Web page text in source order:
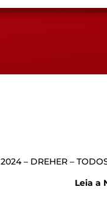
2024 – DREHER –
Leia a